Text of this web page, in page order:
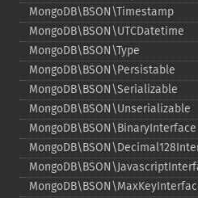
MongoDB\BSON\Timestamp
MongoDB\BSON\UTCDatetime
MongoDB\BSON\Type
MongoDB\BSON\Persistable
MongoDB\BSON\Serializable
MongoDB\BSON\Unserializable
MongoDB\BSON\BinaryInterface